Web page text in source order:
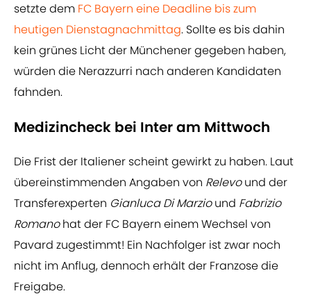
setzte dem FC Bayern eine Deadline bis zum
heutigen Dienstagnachmittag. Sollte es bis dahin
kein grünes Licht der Münchener gegeben haben,
würden die Nerazzurri nach anderen Kandidaten
fahnden.
Medizincheck bei Inter am Mittwoch
Die Frist der Italiener scheint gewirkt zu haben. Laut
übereinstimmenden Angaben von Relevound der
Transferexperten Gianluca Di Marziound Fabrizio
Romanohat der FC Bayern einem Wechsel von
Pavard zugestimmt! Ein Nachfolger ist zwar noch
nicht im Anflug, dennoch erhält der Franzose die
Freigabe.